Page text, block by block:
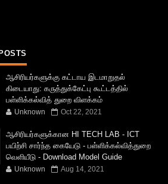
ஆசிரியர்களுக்கு கட்டாய இடமாறுதல்
கிடையாது: கருத்துக்கேட்பு கூட்டத்தில்
பள்ளிக்கல்வித் துறை விளக்கம்
Unknown Oct 22, 2021
ஆசிரியர்களுக்கான HI TECH LAB - ICT
பயிற்சி சார்ந்த கையேடு - பள்ளிக்கல்வித்துறை
வெளியீடு - Download Model Guide
Unknown Aug 14, 2021